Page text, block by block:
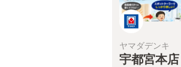
ヤマダデンキ
宇都宮本店